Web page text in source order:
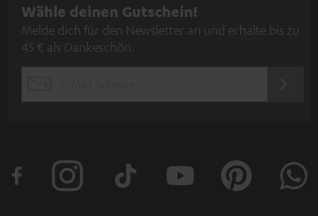
N
e
w
e
Wähle deinen Gutschein!
Melde dich für den Newsletter an und erhalte bis zu
45 € als Dankeschön.